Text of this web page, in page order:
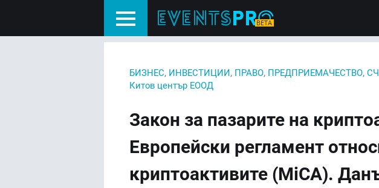
БИЗНЕС, ИНВЕСТИЦИИ, ПРАВО, ПРЕДПРИЕМАЧЕСТВО,
Китов център ЕООД
Закон за пазарите на
Европейски регламент
криптоактивите (MiCA).